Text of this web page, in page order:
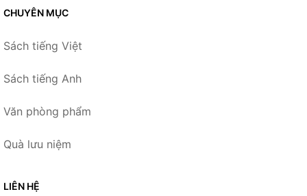
CHUYÊN MỤC
Sách tiếng Việt
Sách tiếng Anh
Văn phòng phẩm
Quà lưu niệm
LIÊN HỆ